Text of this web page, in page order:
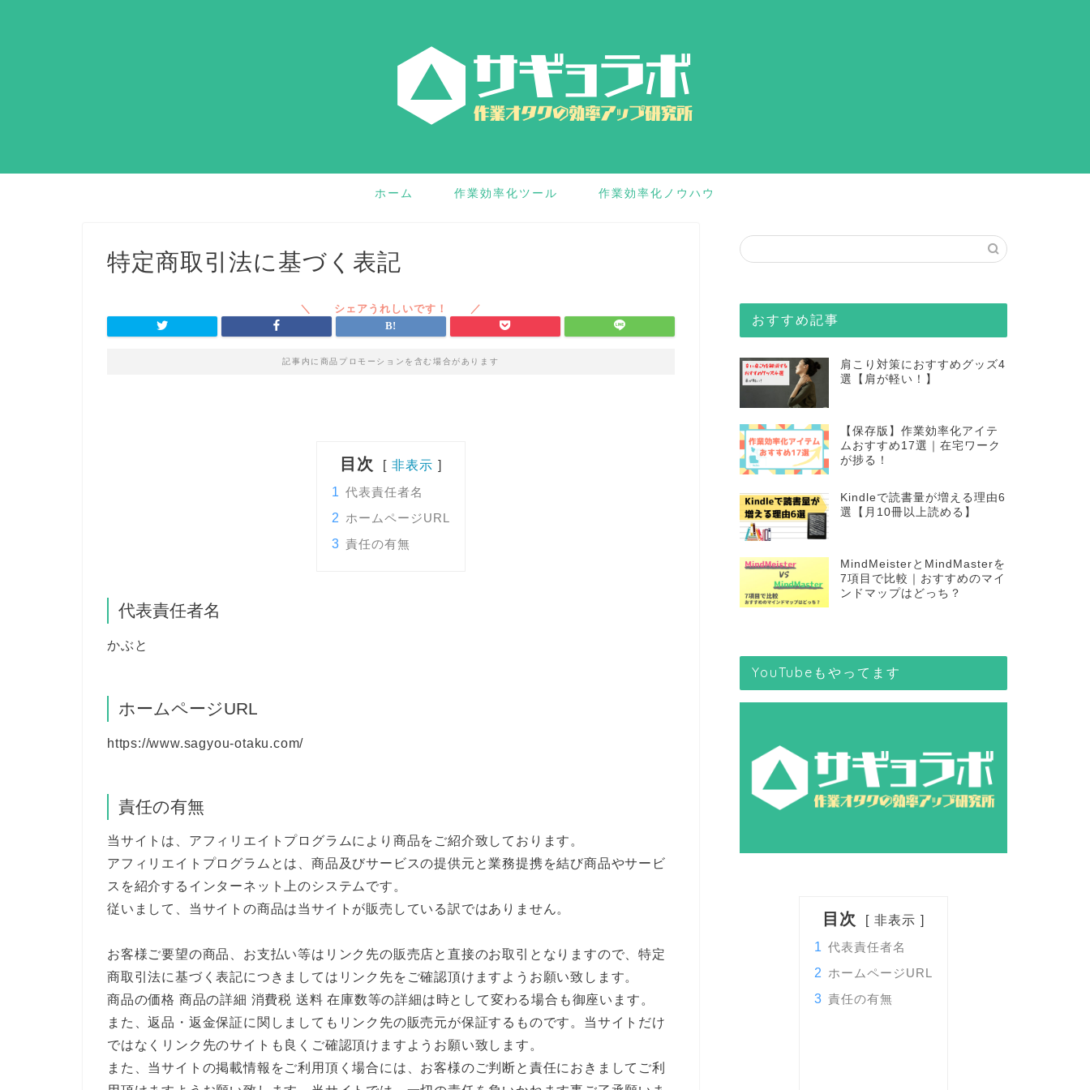
ホーム 作業効率化ツール 作業効率化ノウハウ
特定商取引法に基づく表記
記事内に商品プロモーションを含む場合があります
目次
非表示
1 代表責任者名
2 ホームページURL
3 責任の有無
代表責任者名
かぶと
ホームページURL
https://www.sagyou-otaku.com/
責任の有無
当サイトは、アフィリエイトプログラムにより商品をご紹介致しております。
アフィリエイトプログラムとは、商品及びサービスの提供元と業務提携を結び商品やサービ
スを紹介するインターネット上のシステムです。
従いまして、当サイトの商品は当サイトが販売している訳ではありません。
お客様ご要望の商品、お支払い等はリンク先の販売店と直接のお取引となりますので、特定
商取引法に基づく表記につきましてはリンク先をご確認頂けますようお願い致します。
商品の価格 商品の詳細 消費税 送料 在庫数等の詳細は時として変わる場合も御座います。
また、返品・返金保証に関しましてもリンク先の販売元が保証するものです。当サイトだけ
ではなくリンク先のサイトも良くご確認頂けますようお願い致します。
また、当サイトの掲載情報をご利用頂く場合には、お客様のご判断と責任におきましてご利
おすすめ記事
肩こり対策におすすめグッズ4
選【肩が軽い！】
【保存版】作業効率化アイテ
ムおすすめ17選｜在宅ワーク
が捗る！
Kindleで読書量が増える理由6
選【月10冊以上読める】
MindMeisterとMindMasterを
7項目で比較｜おすすめのマイ
ンドマップはどっち？
YouTubeもやってます
目次
非表示
1 代表責任者名
2 ホームページURL
3 責任の有無